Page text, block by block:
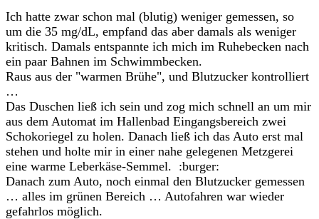
Ich hatte zwar schon mal (blutig) weniger gemessen, so
um die 35 mg/dL, empfand das aber damals als weniger
kritisch. Damals entspannte ich mich im Ruhebecken nach
ein paar Bahnen im Schwimmbecken.
Raus aus der "warmen Brühe", und Blutzucker kontrolliert
…
Das Duschen ließ ich sein und zog mich schnell an um mir
aus dem Automat im Hallenbad Eingangsbereich zwei
Schokoriegel zu holen. Danach ließ ich das Auto erst mal
stehen und holte mir in einer nahe gelegenen Metzgerei
eine warme Leberkäse-Semmel. :burger:
Danach zum Auto, noch einmal den Blutzucker gemessen
… alles im grünen Bereich … Autofahren war wieder
gefahrlos möglich.